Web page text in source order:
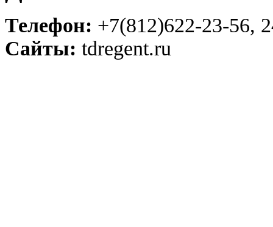
Телефон: +7(812)622-23-56,
Сайты: tdregent.ru